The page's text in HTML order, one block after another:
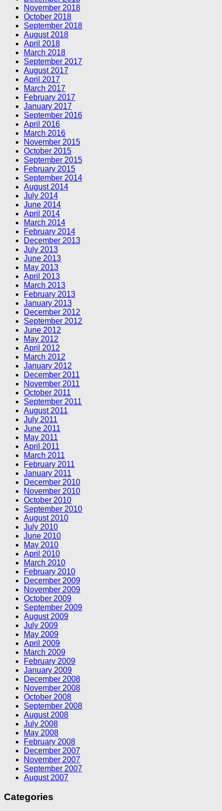
November 2018
October 2018
September 2018
August 2018
April 2018
March 2018
September 2017
August 2017
April 2017
March 2017
February 2017
January 2017
September 2016
April 2016
March 2016
November 2015
October 2015
September 2015
February 2015
September 2014
August 2014
July 2014
June 2014
April 2014
March 2014
February 2014
December 2013
July 2013
June 2013
May 2013
April 2013
March 2013
February 2013
January 2013
December 2012
September 2012
June 2012
May 2012
April 2012
March 2012
January 2012
December 2011
November 2011
October 2011
September 2011
August 2011
July 2011
June 2011
May 2011
April 2011
March 2011
February 2011
January 2011
December 2010
November 2010
October 2010
September 2010
August 2010
July 2010
June 2010
May 2010
April 2010
March 2010
February 2010
December 2009
November 2009
October 2009
September 2009
August 2009
July 2009
May 2009
April 2009
March 2009
February 2009
January 2009
December 2008
November 2008
October 2008
September 2008
August 2008
July 2008
May 2008
February 2008
December 2007
November 2007
September 2007
August 2007
Categories